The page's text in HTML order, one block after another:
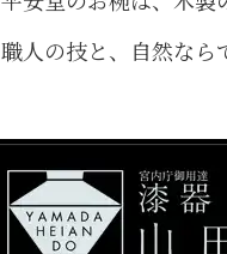
職人の技と、自然なら